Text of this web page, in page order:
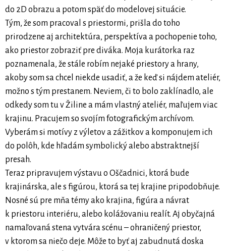
do 2D obrazu a potom späť do modelovej situácie.
Tým, že som pracoval s priestormi, prišla do toho
prirodzene aj architektúra, perspektíva a pochopenie toho,
ako priestor zobraziť pre diváka. Moja kurátorka raz
poznamenala, že stále robím nejaké priestory a hrany,
akoby som sa chcel niekde usadiť, a že keď si nájdem ateliér,
možno s tým prestanem. Neviem, či to bolo zaklínadlo, ale
odkedy som tu v Žiline a mám vlastný ateliér, maľujem viac
krajinu. Pracujem so svojím fotografickým archívom.
Vyberám si motívy z výletov a zážitkov a komponujem ich
do polôh, kde hľadám symbolický alebo abstraktnejší
presah.
Teraz pripravujem výstavu o Oščadnici, ktorá bude
krajinárska, ale s figúrou, ktorá sa tej krajine pripodobňuje.
Nosné sú pre mňa témy ako krajina, figúra a návrat
k priestoru interiéru, alebo kolážovaniu realít. Aj obyčajná
namaľovaná stena vytvára scénu – ohraničený priestor,
v ktorom sa niečo deje. Môže to byť aj zabudnutá doska